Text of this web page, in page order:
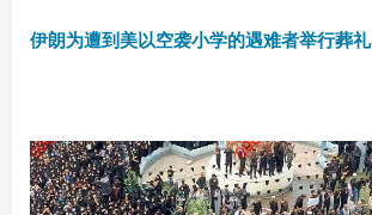
伊朗为遭到美以空袭小学的遇难者举行葬礼